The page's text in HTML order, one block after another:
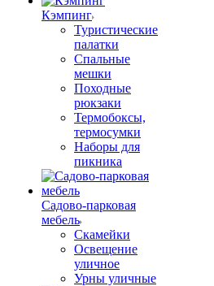
Кэмпинг
Туристические
палатки
Спальные
мешки
Походные
рюкзаки
Термобоксы,
термосумки
Наборы для
пикника
Садово-парковая
мебель
Скамейки
Освещение
уличное
Урны уличные